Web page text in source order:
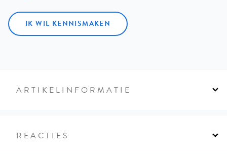
IK WIL KENNISMAKEN
ARTIKELINFORMATIE
REACTIES